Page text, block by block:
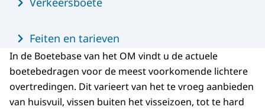
Feiten en tarieven
In de Boetebase van het OM vindt u de actuele
boetebedragen voor de meest voorkomende lichtere
overtredingen. Dit varieert van het te vroeg aanbieden
van huisvuil, vissen buiten het visseizoen, tot te hard